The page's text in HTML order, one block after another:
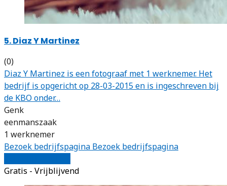
5. Diaz Y Martinez
(0)
Diaz Y Martinez is een fotograaf met 1 werknemer. Het
bedrijf is opgericht op 28-03-2015 en is ingeschreven bij
de KBO onder…
Genk
eenmanszaak
1 werknemer
Bezoek bedrijfspagina Bezoek bedrijfspagina
Gratis - Vrijblijvend